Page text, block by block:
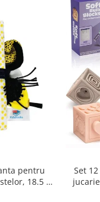
pentru
18.5 x
Set